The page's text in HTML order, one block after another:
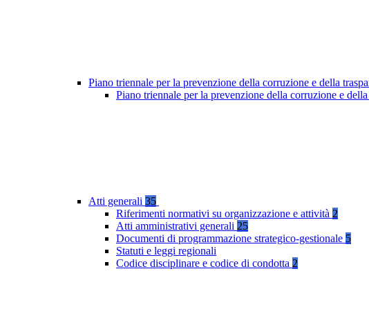
Piano triennale per la prevenzione della corruzione e della
Piano triennale per la prevenzione della corruzione e
Atti generali 35
Riferimenti normativi su organizzazione e attività 2
Atti amministrativi generali 25
Documenti di programmazione strategico-gestionale 5
Statuti e leggi regionali
Codice disciplinare e codice di condotta 2